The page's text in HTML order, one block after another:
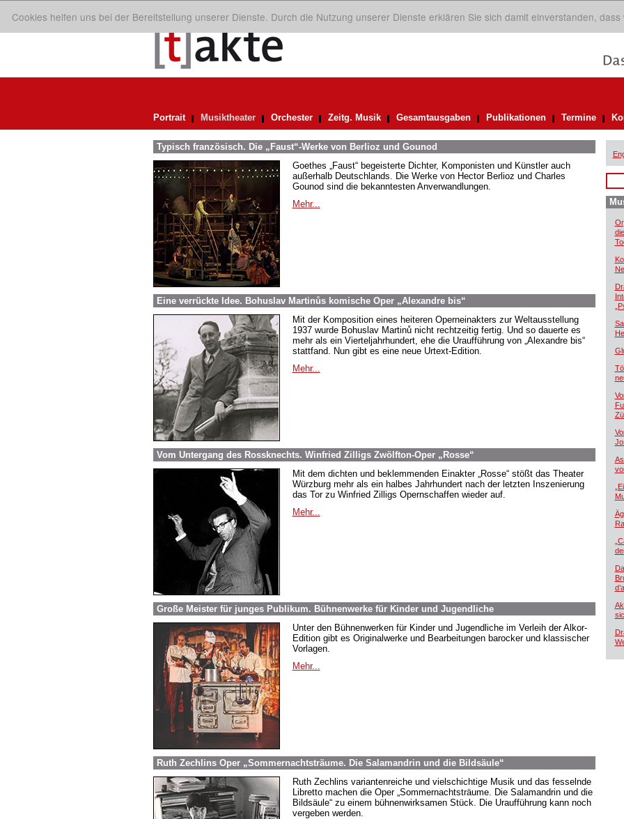
Cookies helfen uns bei der Bereitstellung unserer Dienste. Durch die Nutzung unserer Dienste erklären Sie sich damit einverstanden, dass
Portrait Musiktheater Orchester Zeitg. Musik Gesamtausgaben Publikationen Termine
Typisch französisch. Die „Faust“-Werke von Berlioz und Gounod
Goethes „Faust“ begeisterte Dichter, Komponisten und Künstler auch
außerhalb Deutschlands. Die Werke von Hector Berlioz und Charles
Gounod sind die bekanntesten Anverwandlungen.
Mehr...
Eine verrückte Idee. Bohuslav Martinůs komische Oper „Alexandre bis“
Mit der Komposition eines heiteren Operneinakters zur Weltausstellung
1937 wurde Bohuslav Martinů nicht rechtzeitig fertig. Und so dauerte es
mehr als ein Vierteljahrhundert, ehe die Uraufführung von „Alexandre bis“
stattfand. Nun gibt es eine neue Urtext-Edition.
Mehr...
Vom Untergang des Rossknechts. Winfried Zilligs Zwölfton-Oper „Rosse“
Mit dem dichten und beklemmenden Einakter „Rosse“ stößt das Theater
Würzburg mehr als ein halbes Jahrhundert nach der letzten Inszenierung
das Tor zu Winfried Zilligs Opernschaffen wieder auf.
Mehr...
Große Meister für junges Publikum. Bühnenwerke für Kinder und Jugendliche
Unter den Bühnenwerken für Kinder und Jugendliche im Verleih der Alkor-
Edition gibt es Originalwerke und Bearbeitungen barocker und klassischer
Vorlagen.
Mehr...
Ruth Zechlins Oper „Sommernachtsträume. Die Salamandrin und die Bildsäule“
Ruth Zechlins variantenreiche und vielschichtige Musik und das fesselnde
Libretto machen die Oper „Sommernachtsträume. Die Salamandrin und die
Bildsäule“ zu einem bühnenwirksamen Stück. Die Uraufführung kann noch
vergeben werden.